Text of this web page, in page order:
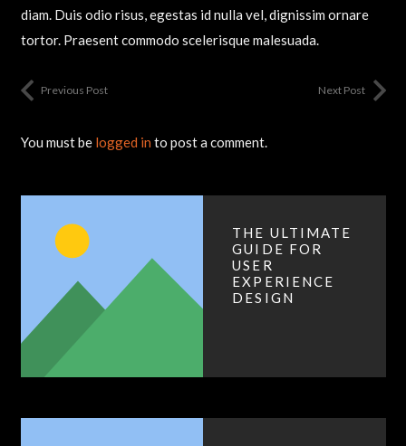
diam. Duis odio risus, egestas id nulla vel, dignissim ornare
tortor. Praesent commodo scelerisque malesuada.
Previous Post Next Post
You must be logged in to post a comment.
THE ULTIMATE
GUIDE FOR
USER
EXPERIENCE
DESIGN